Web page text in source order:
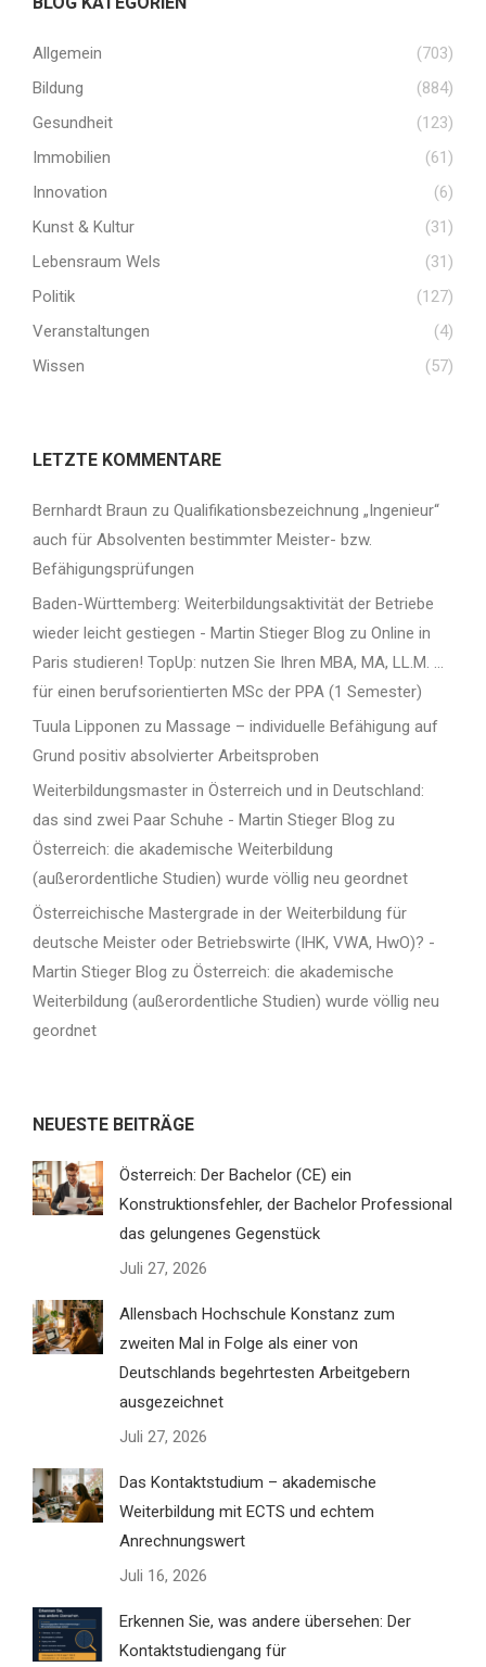
Allgemein
(703)
Bildung
(884)
Gesundheit
(123)
Immobilien
(61)
Innovation
(6)
Kunst & Kultur
(31)
Lebensraum Wels
(31)
Politik
(127)
Veranstaltungen
(4)
Wissen
(57)
LETZTE KOMMENTARE
Bernhardt Braun zu Qualifikationsbezeichnung „Ingenieur“
auch für Absolventen bestimmter Meister- bzw.
Befähigungsprüfungen
Baden-Württemberg: Weiterbildungsaktivität der Betriebe
wieder leicht gestiegen - Martin Stieger Blog zu Online in
Paris studieren! TopUp: nutzen Sie Ihren MBA, MA, LL.M. …
für einen berufsorientierten MSc der PPA (1 Semester)
Tuula Lipponen zu Massage – individuelle Befähigung auf
Grund positiv absolvierter Arbeitsproben
Weiterbildungsmaster in Österreich und in Deutschland:
das sind zwei Paar Schuhe - Martin Stieger Blog zu
Österreich: die akademische Weiterbildung
(außerordentliche Studien) wurde völlig neu geordnet
Österreichische Mastergrade in der Weiterbildung für
deutsche Meister oder Betriebswirte (IHK, VWA, HwO)? -
Martin Stieger Blog zu Österreich: die akademische
Weiterbildung (außerordentliche Studien) wurde völlig neu
geordnet
NEUESTE BEITRÄGE
Österreich: Der Bachelor (CE) ein
Konstruktionsfehler, der Bachelor Professional
das gelungenes Gegenstück
Juli 27, 2026
Allensbach Hochschule Konstanz zum
zweiten Mal in Folge als einer von
Deutschlands begehrtesten Arbeitgebern
ausgezeichnet
Juli 27, 2026
Das Kontaktstudium – akademische
Weiterbildung mit ECTS und echtem
Anrechnungswert
Juli 16, 2026
Erkennen Sie, was andere übersehen: Der
Kontaktstudiengang für